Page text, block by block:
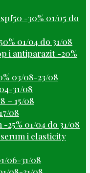
-30% 01/05 do
01/04 do 31/08
i antiparazit -20%
03/08-23/08
31/08
– 15/08
08
25% 01/04 do 31/08
i elasticity
06-31/08